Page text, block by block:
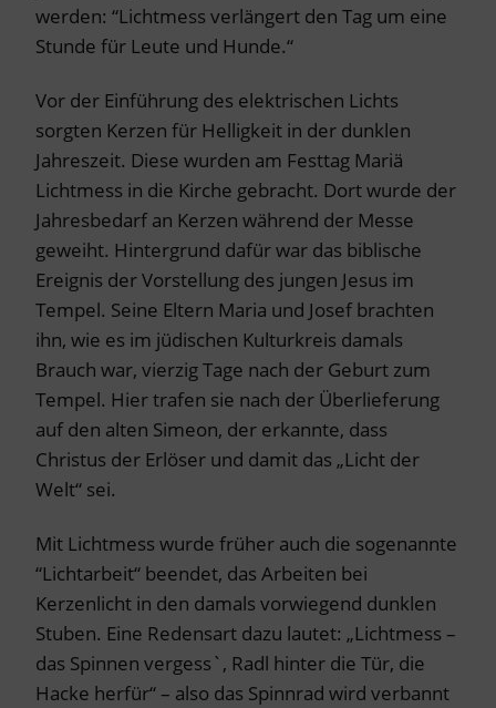
werden: “Lichtmess verlängert den Tag um eine
Stunde für Leute und Hunde.“
Vor der Einführung des elektrischen Lichts
sorgten Kerzen für Helligkeit in der dunklen
Jahreszeit. Diese wurden am Festtag Mariä
Lichtmess in die Kirche gebracht. Dort wurde der
Jahresbedarf an Kerzen während der Messe
geweiht. Hintergrund dafür war das biblische
Ereignis der Vorstellung des jungen Jesus im
Tempel. Seine Eltern Maria und Josef brachten
ihn, wie es im jüdischen Kulturkreis damals
Brauch war, vierzig Tage nach der Geburt zum
Tempel. Hier trafen sie nach der Überlieferung
auf den alten Simeon, der erkannte, dass
Christus der Erlöser und damit das „Licht der
Welt“ sei.
Mit Lichtmess wurde früher auch die sogenannte
“Lichtarbeit“ beendet, das Arbeiten bei
Kerzenlicht in den damals vorwiegend dunklen
Stuben. Eine Redensart dazu lautet: „Lichtmess –
das Spinnen vergess`, Radl hinter die Tür, die
Hacke herfür“ – also das Spinnrad wird verbannt